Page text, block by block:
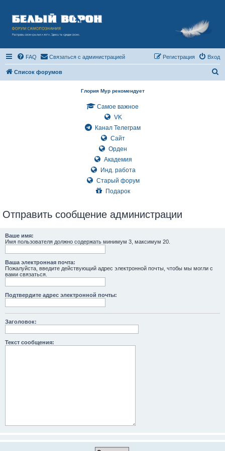
FAQ Связаться с администрацией Вход
Регистрация
Список форумов
Глория Мур рекомендует
Самое важное
VK
Канал Телеграм
Сайт
Орден
Академия
Инд. работа
Старый форум
Подарок
Отправить сообщение администрации
Ваше имя:
Имя пользователя должно содержать минимум 3, максимум 20.
Ваша электронная почта:
Пожалуйста, введите действующий адрес электронной почты, чтобы мы могли с
вами связаться.
Подтвердите адрес электронной почты:
Заголовок:
Текст сообщения: